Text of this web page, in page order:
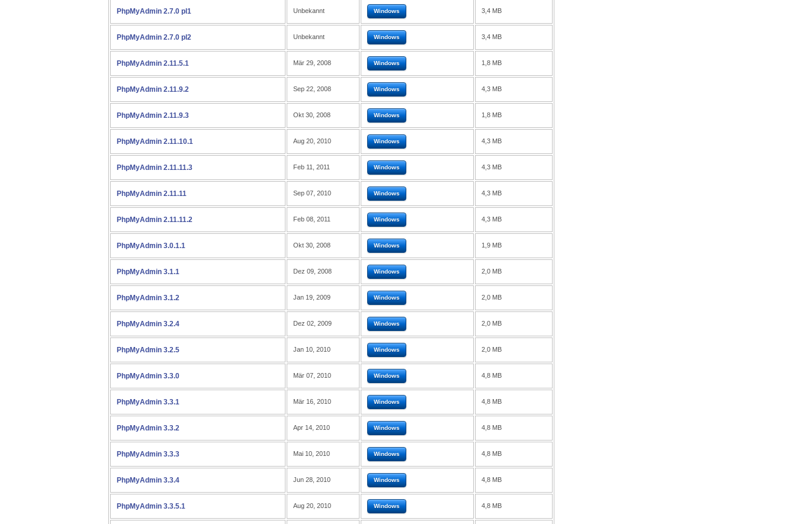
PhpMyAdmin 2.7.0 pl1 Unbekannt Windows 3,4 MB
PhpMyAdmin 2.7.0 pl2 Unbekannt Windows 3,4 MB
PhpMyAdmin 2.11.5.1 Mär 29, 2008 Windows 1,8 MB
PhpMyAdmin 2.11.9.2 Sep 22, 2008 Windows 4,3 MB
PhpMyAdmin 2.11.9.3 Okt 30, 2008 Windows 1,8 MB
PhpMyAdmin 2.11.10.1 Aug 20, 2010 Windows 4,3 MB
PhpMyAdmin 2.11.11.3 Feb 11, 2011 Windows 4,3 MB
PhpMyAdmin 2.11.11 Sep 07, 2010 Windows 4,3 MB
PhpMyAdmin 2.11.11.2 Feb 08, 2011 Windows 4,3 MB
PhpMyAdmin 3.0.1.1 Okt 30, 2008 Windows 1,9 MB
PhpMyAdmin 3.1.1 Dez 09, 2008 Windows 2,0 MB
PhpMyAdmin 3.1.2 Jan 19, 2009 Windows 2,0 MB
PhpMyAdmin 3.2.4 Dez 02, 2009 Windows 2,0 MB
PhpMyAdmin 3.2.5 Jan 10, 2010 Windows 2,0 MB
PhpMyAdmin 3.3.0 Mär 07, 2010 Windows 4,8 MB
PhpMyAdmin 3.3.1 Mär 16, 2010 Windows 4,8 MB
PhpMyAdmin 3.3.2 Apr 14, 2010 Windows 4,8 MB
PhpMyAdmin 3.3.3 Mai 10, 2010 Windows 4,8 MB
PhpMyAdmin 3.3.4 Jun 28, 2010 Windows 4,8 MB
PhpMyAdmin 3.3.5.1 Aug 20, 2010 Windows 4,8 MB